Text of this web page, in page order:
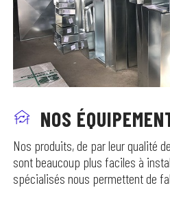
NOS
Nos produits, de par leur qualité
sont beaucoup plus faciles à
spécialisés nous permettent de